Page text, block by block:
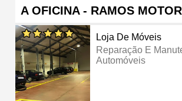
A OFICINA - RAMOS
Loja De Móveis
Reparação E
Automóveis